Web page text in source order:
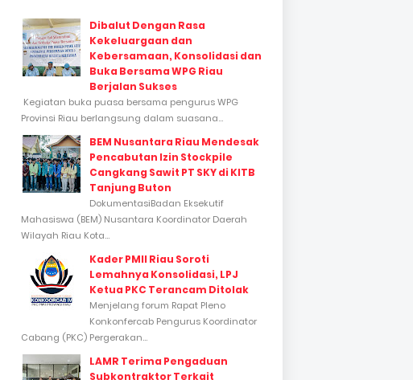
Dibalut Dengan Rasa
Kekeluargaan dan
Kebersamaan, Konsolidasi dan
Buka Bersama WPG Riau
Berjalan Sukses
Kegiatan buka puasa bersama pengurus WPG
Provinsi Riau berlangsung dalam suasana...
BEM Nusantara Riau Mendesak
Pencabutan Izin Stockpile
Cangkang Sawit PT SKY di KITB
Tanjung Buton
DokumentasiBadan Eksekutif
Mahasiswa (BEM) Nusantara Koordinator Daerah
Wilayah Riau Kota...
Kader PMII Riau Soroti
Lemahnya Konsolidasi, LPJ
Ketua PKC Terancam Ditolak
Menjelang forum Rapat Pleno
Konkonfercab Pengurus Koordinator
Cabang (PKC) Pergerakan...
LAMR Terima Pengaduan
Subkontraktor Terkait